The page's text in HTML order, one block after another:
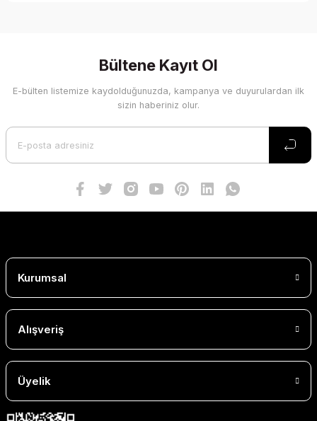
Bültene Kayıt Ol
E-bülten listemize kaydolduğunuzda, kampanya ve duyurulardan ilk
sizin haberiniz olur.
Kurumsal
Alışveriş
Üyelik